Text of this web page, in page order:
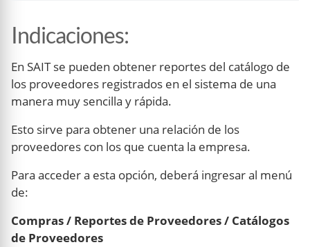
Indicaciones:
En SAIT se pueden obtener reportes del catálogo de
los proveedores registrados en el sistema de una
manera muy sencilla y rápida.
Esto sirve para obtener una relación de los
proveedores con los que cuenta la empresa.
Para acceder a esta opción, deberá ingresar al menú
de:
Compras / Reportes de Proveedores / Catálogos
de Proveedores